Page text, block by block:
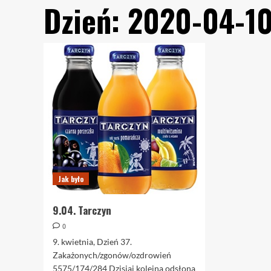
Dzień: 2020-04-
Jak było
9.04. Tarczyn
0
9. kwietnia, Dzień 37.
Zakażonych/zgonów/ozdrowień
5575/174/284 Dzisiaj kolejna odsłona